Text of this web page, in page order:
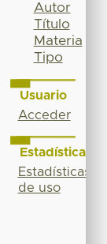
Autor
Título
Materia
Tipo
Usuario
Acceder
Estadísticas
Estadísticas
de uso